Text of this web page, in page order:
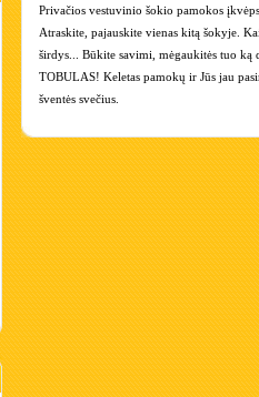
Privačios vestuvinio šokio pamokos
Atraskite, pajauskite vienas kitą šokyje.
širdys... Būkite savimi, mėgaukitės tuo ką
TOBULAS! Keletas pamokų ir Jūs jau
šventės svečius.